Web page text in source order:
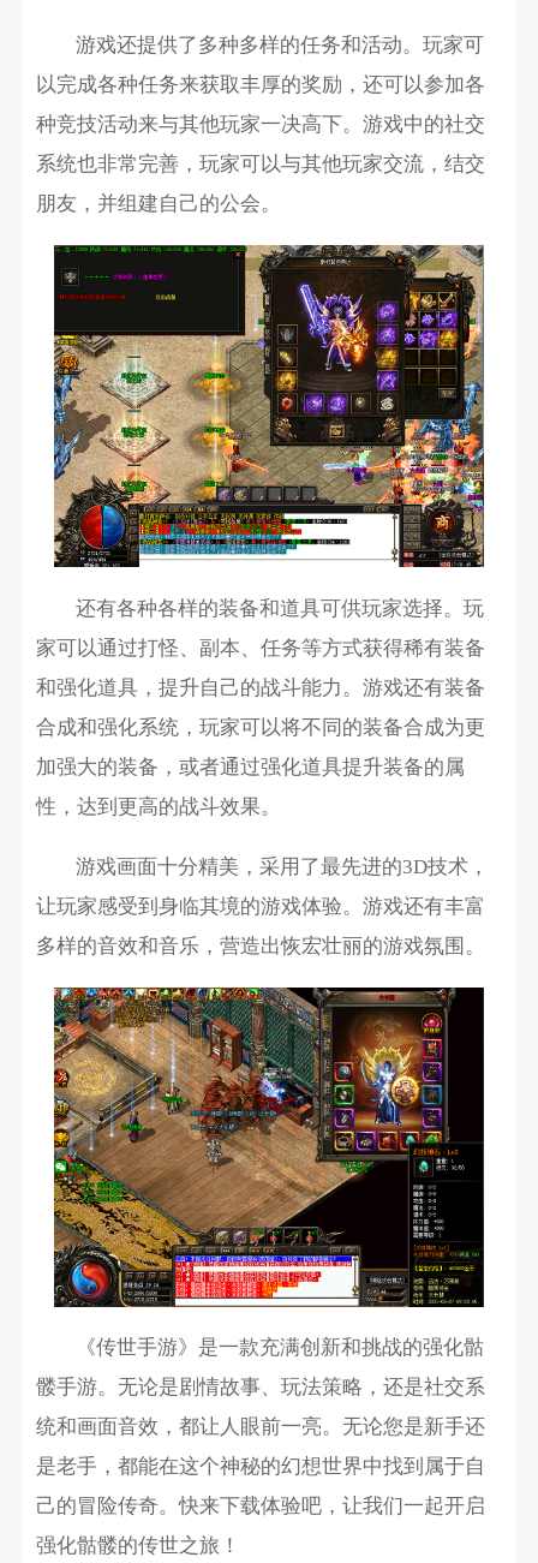
游戏还提供了多种多样的任务和活动。玩家可
以完成各种任务来获取丰厚的奖励，还可以参加各
种竞技活动来与其他玩家一决高下。游戏中的社交
系统也非常完善，玩家可以与其他玩家交流，结交
朋友，并组建自己的公会。
还有各种各样的装备和道具可供玩家选择。玩
家可以通过打怪、副本、任务等方式获得稀有装备
和强化道具，提升自己的战斗能力。游戏还有装备
合成和强化系统，玩家可以将不同的装备合成为更
加强大的装备，或者通过强化道具提升装备的属
性，达到更高的战斗效果。
游戏画面十分精美，采用了最先进的3D技术，
让玩家感受到身临其境的游戏体验。游戏还有丰富
多样的音效和音乐，营造出恢宏壮丽的游戏氛围。
《传世手游》是一款充满创新和挑战的强化骷
髅手游。无论是剧情故事、玩法策略，还是社交系
统和画面音效，都让人眼前一亮。无论您是新手还
是老手，都能在这个神秘的幻想世界中找到属于自
己的冒险传奇。快来下载体验吧，让我们一起开启
强化骷髅的传世之旅！